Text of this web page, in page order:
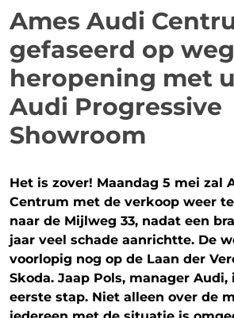
Ames Audi
gefaseerd op
heropening met
Audi Progressive
Showroom
Het is zover! Maandag 5 mei zal
Centrum met de verkoop weer
naar de Mijlweg 33, nadat een
jaar veel schade aanrichtte. De
voorlopig nog op de Laan der
Skoda. Jaap Pols, manager
eerste stap. Niet alleen over de